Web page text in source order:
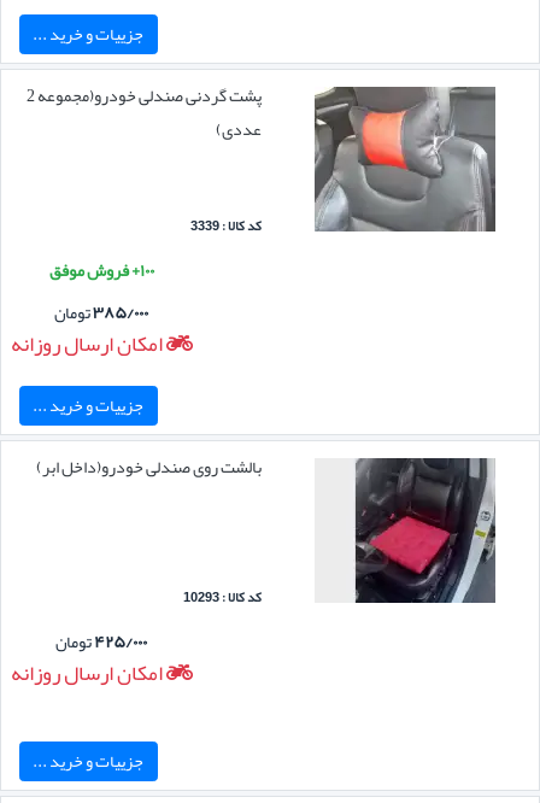
جزییات و خرید ...
پشت گردنی صندلی خودرو(مجموعه 2
عددی)
کد کالا : 3339
۱۰۰+ فروش موفق
۳۸۵/۰۰۰تومان
امکان ارسال روزانه
جزییات و خرید ...
بالشت روی صندلی خودرو(داخل ابر)
کد کالا : 10293
۴۲۵/۰۰۰تومان
امکان ارسال روزانه
جزییات و خرید ...